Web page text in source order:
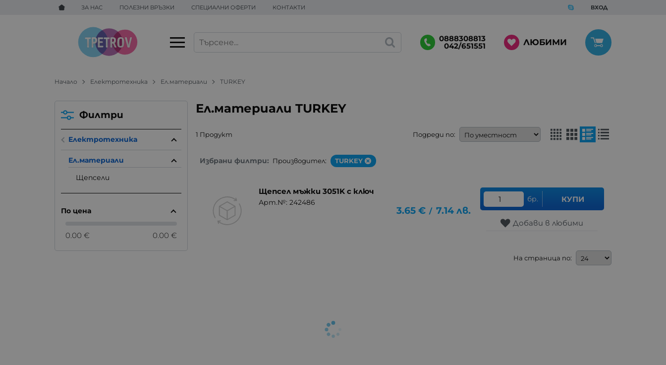
ЗА НАС ПОЛЕЗНИ ВРЪЗКИ СПЕЦИАЛНИ ОФЕРТИ КОНТАКТИ ВХОД
0888308813
042/651551 ЛЮБИМИ
Начало Електротехника Ел.материали TURKEY
Ел.материали TURKEY
1 Продукт Подреди по:
Избрани филтри: Производител: TURKEY
Щепсел мъжки 3051K с ключ
Арт.№: 242486
3.65 € / 7.14 лв.
бр. КУПИ
Добави в любими
На страница по:
Филтри
Електротехника
Ел.материали
Щепсели
По цена
0.00 € 0.00 €